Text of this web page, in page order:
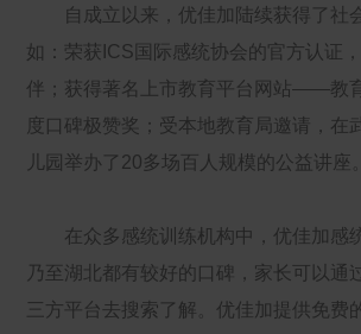
自成立以来，优佳加陆续获得了社
如：荣获ICS国际感统协会的官方认证
伴；获得著名上市教育平台网站——教
度口碑极赞奖；受本地教育局邀请，在
儿园举办了20多场百人规模的公益讲座。
在众多感统训练机构中，优佳加感
乃至湖北都有较好的口碑，家长可以通
三方平台去搜索了解。优佳加提供免费